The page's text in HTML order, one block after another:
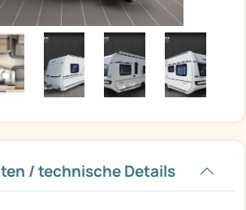
/ technische Details